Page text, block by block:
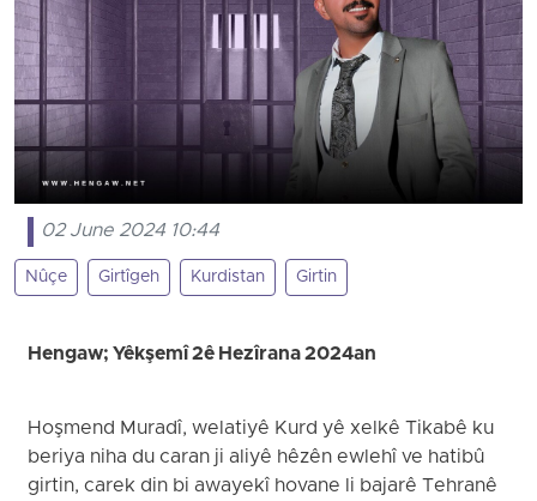
02 June 2024 10:44
Nûçe Girtîgeh Kurdistan Girtin
Hengaw; Yêkşemî 2ê Hezîrana 2024an
Hoşmend Muradî, welatiyê Kurd yê xelkê Tikabê ku
beriya niha du caran ji aliyê hêzên ewlehî ve hatibû
girtin, carek din bi awayekî hovane li bajarê Tehranê